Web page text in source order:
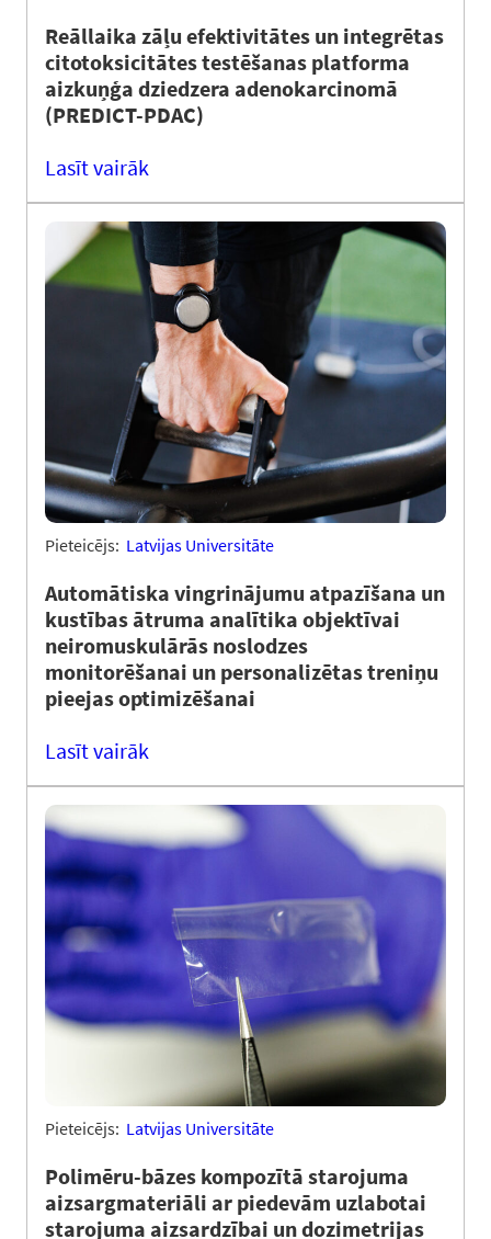
Reāllaika zāļu efektivitātes un integrētas
citotoksicitātes testēšanas platforma
aizkuņģa dziedzera adenokarcinomā
(PREDICT-PDAC)
Lasīt vairāk
Pieteicējs: Latvijas Universitāte
Automātiska vingrinājumu atpazīšana un
kustības ātruma analītika objektīvai
neiromuskulārās noslodzes
monitorēšanai un personalizētas treniņu
pieejas optimizēšanai
Lasīt vairāk
Pieteicējs: Latvijas Universitāte
Polimēru-bāzes kompozītā starojuma
aizsargmateriāli ar piedevām uzlabotai
starojuma aizsardzībai un dozimetrijas